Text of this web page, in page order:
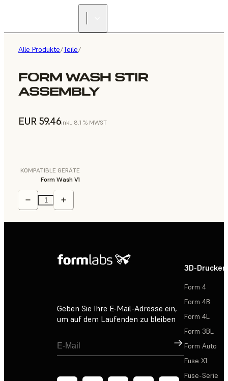
Alle Produkte/Teile/
FORM WASH STIR
ASSEMBLY
EUR 59.46inkl. 8.1 % MWST
KOMPATIBLE GERÄTE
Form Wash V1
Geben Sie Ihre E-Mail-Adresse ein,
um auf dem Laufenden zu bleiben
Registrieren
3D-Drucker
Form 4
Form 4B
Form 4L
Form 3BL
Form Auto
Fuse X1
Fuse-Serie